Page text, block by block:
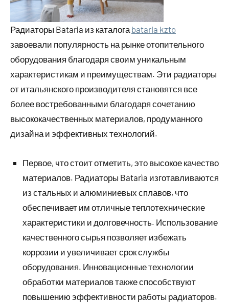
Радиаторы Batarìa из каталога bataria kzto
завоевали популярность на рынке отопительного
оборудования благодаря своим уникальным
характеристикам и преимуществам. Эти радиаторы
от итальянского производителя становятся все
более востребованными благодаря сочетанию
высококачественных материалов, продуманного
дизайна и эффективных технологий.
Первое, что стоит отметить, это высокое качество
материалов. Радиаторы Batarìa изготавливаются
из стальных и алюминиевых сплавов, что
обеспечивает им отличные теплотехнические
характеристики и долговечность. Использование
качественного сырья позволяет избежать
коррозии и увеличивает срок службы
оборудования. Инновационные технологии
обработки материалов также способствуют
повышению эффективности работы радиаторов.